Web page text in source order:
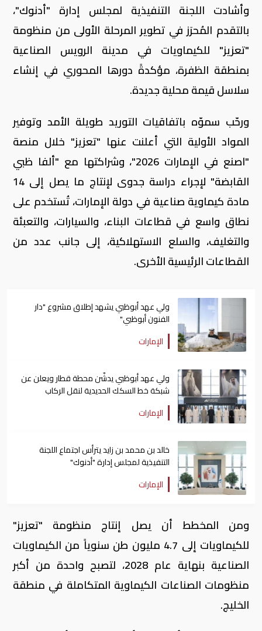
وأشادت اللجنة التنفيذية لمجلس إدارة "أدنوك"،
بالتقدم المُحرَز في تطوير المرحلة الأولى من منظومة
"تعزيز" للكيماويات في مدينة الرويس الصناعية
بمنطقة الظفرة، مؤكدةً دورها المحوري في إنشاء
سلاسل قيمة محلية جديدة.
ورحّب سموّه باتفاقيات التوريد طويلة الأمد وتوفير
المواد الأولية التي أعلنت عنها "تعزيز" خلال منصة
"اصنع في الإمارات 2026"، وشراكتها مع "ألفا ظبي
القابضة" لإجراء دراسة جدوى لإنتاج ما يصل إلى 14
مادة كيماوية صناعية في دولة الإمارات، تُستخدم على
نطاق واسع في قطاعات البناء، والسيارات، والتعبئة
والتغليف، والسلع الاستهلاكية، إلى جانب عدد من
القطاعات الرئيسية الأخرى.
ولي عهد أبوظبي يشهد إطلاق مشروع "دار
الفنون أبوظبي"
الإمارات
ولي عهد أبوظبي يدشّن محطة قطار ويعلن عن
شبكة خط السكك الحديدية لنقل الركاب
الإمارات
خالد بن محمد بن زايد يترأس اجتماع اللجنة
التنفيذية لمجلس إدارة "أدنوك"
الإمارات
ومن المخطط أن يصل إنتاج منظومة "تعزيز"
للكيماويات إلى 4.7 مليون طن سنوياً من الكيماويات
الصناعية بنهاية عام 2028، لتصبح واحدة من أكبر
منظومات الصناعات الكيماوية المتكاملة في منطقة
الخليج.